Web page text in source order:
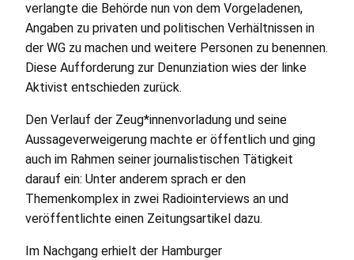
verlangte die Behörde nun von dem Vorgeladenen,
Angaben zu privaten und politischen Verhältnissen in
der WGzu machen und weitere Personen zu benennen.
Diese Aufforderung zur Denunziation wies der linke
Aktivist entschieden zurück.
Den Verlauf der Zeug*innenvorladung und seine
Aussageverweigerung machte er öffentlich und ging
auch im Rahmen seiner journalistischen Tätigkeit
darauf ein: Unter anderem sprach er den
Themenkomplex in zwei Radiointerviews an und
veröffentlichte einen Zeitungsartikel dazu.
Im Nachgang erhielt der Hamburger